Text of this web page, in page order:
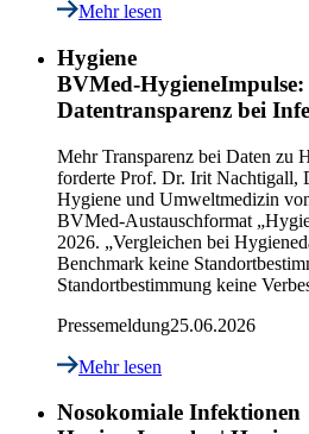
Mehr lesen
Hygiene
BVMed-
Datentransparenz bei
Mehr Transparenz bei Daten zu
forderte Prof. Dr. Irit Nachtigall,
Hygiene und Umweltmedizin
BVMed-Austauschformat
2026. „Vergleichen bei
Benchmark keine
Standortbestimmung keine
Pressemeldung25.06.2026
Mehr lesen
Nosokomiale Infektionen